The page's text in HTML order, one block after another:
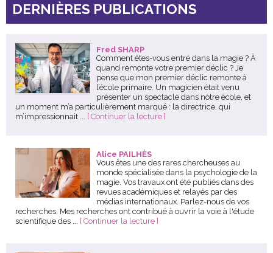
DERNIÈRES PUBLICATIONS
Fred SHARP
Comment êtes-vous entré dans la magie ? À
quand remonte votre premier déclic ? Je
pense que mon premier déclic remonte à
l’école primaire. Un magicien était venu
présenter un spectacle dans notre école, et
un moment m’a particulièrement marqué : la directrice, qui
m’impressionnait ...
[ Continuer la lecture ]
Alice PAILHÈS
Vous êtes une des rares chercheuses au
monde spécialisée dans la psychologie de la
magie. Vos travaux ont été publiés dans des
revues académiques et relayés par des
médias internationaux. Parlez-nous de vos
recherches. Mes recherches ont contribué à ouvrir la voie à l'étude
scientifique des ...
[ Continuer la lecture ]